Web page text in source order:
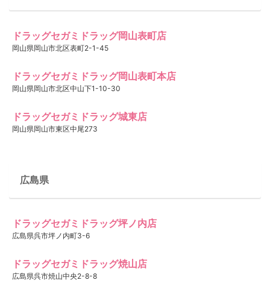
ドラッグセガミドラッグ岡山表町店
岡山県岡山市北区表町2-1-45
ドラッグセガミドラッグ岡山表町本店
岡山県岡山市北区中山下1-10-30
ドラッグセガミドラッグ城東店
岡山県岡山市東区中尾273
広島県
ドラッグセガミドラッグ坪ノ内店
広島県呉市坪ノ内町3-6
ドラッグセガミドラッグ焼山店
広島県呉市焼山中央2-8-8